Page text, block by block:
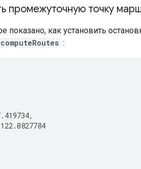
промежуточную точку
как установить
computeRoutes :
,